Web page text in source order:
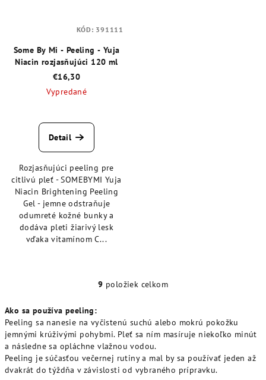
Some By Mi - Peeling - Yuja
Niacin rozjasňujúci 120 ml
€16,30
Vypredané
hodnotenie
produktu
z
5
hviezdičiek.
Detail
Rozjasňujúci peeling pre
citlivú pleť - SOMEBYMI Yuja
Niacin Brightening Peeling
Gel - jemne odstraňuje
odumreté kožné bunky a
dodáva pleti žiarivý lesk
vďaka vitamínom C...
KÓD: 391111
O
á
d
a
c
9 položiek celkom
Ako sa používa peeling:
Peeling sa nanesie na vyčistenú suchú alebo mokrú pokožku
jemnými krúživými pohybmi. Pleť sa ním masíruje niekoľko minút
a následne sa opláchne vlažnou vodou.
Peeling je súčasťou večernej rutiny a mal by sa používať jeden až
dvakrát do týždňa v závislosti od vybraného prípravku.